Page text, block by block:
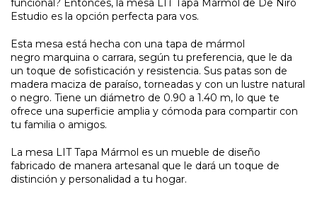
Estudio es la opción perfecta para vos.
Esta mesa está hecha con una tapa de mármol
negro marquina o carrara, según tu preferencia, que le da
un toque de sofisticación y resistencia. Sus patas son de
madera maciza de paraíso, torneadas y con un lustre natural
o negro. Tiene un diámetro de 0.90 a 1.40 m, lo que te
ofrece una superficie amplia y cómoda para compartir con
tu familia o amigos.
La mesa LIT Tapa Mármol es un mueble de diseño
fabricado de manera artesanal que le dará un toque de
distinción y personalidad a tu hogar.